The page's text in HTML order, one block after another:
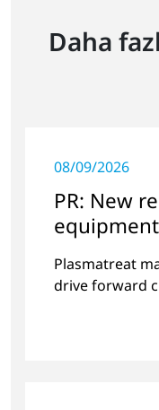
Daha
08/09/2026
PR: New
surface
Plasmatreat
drive forward